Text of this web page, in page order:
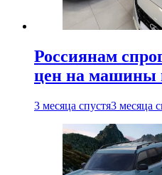
Россиянам
цен на машины
3 месяца спустя3 месяца